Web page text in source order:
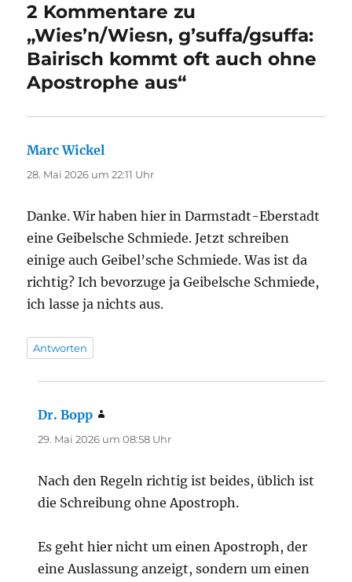
2 Kommentare zu
„Wies’n/Wiesn, g’suffa/gsuffa:
Bairisch kommt oft auch ohne
Apostrophe aus“
Marc Wickel
28. Mai 2026 um 22:11 Uhr
Danke. Wir haben hier in Darmstadt-Eberstadt
eine Geibelsche Schmiede. Jetzt schreiben
einige auch Geibel’sche Schmiede. Was ist da
richtig? Ich bevorzuge ja Geibelsche Schmiede,
ich lasse ja nichts aus.
Antworten
Dr. Bopp
29. Mai 2026 um 08:58 Uhr
Nach den Regeln richtig ist beides, üblich ist
die Schreibung ohne Apostroph.
Es geht hier nicht um einen Apostroph, der
eine Auslassung anzeigt, sondern um einen